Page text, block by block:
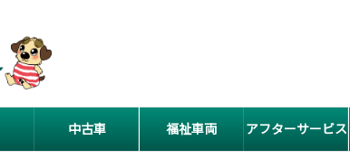
中古車 福祉車両 アフターサービス